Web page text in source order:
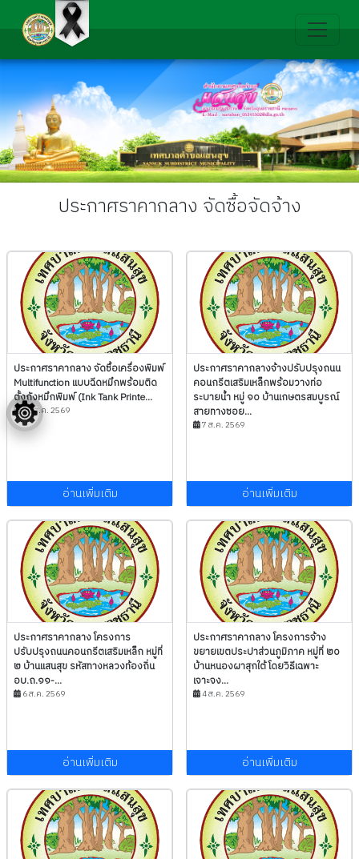
ประกาศราคากลาง จัดซื้อจัดจ้าง
ประกาศราคากลาง จัดซื้อเครื่องพิมพ์
Multifunction แบบฉีดหมึกพร้อมติด
ตั้งถังหมึกพิมพ์ (Ink Tank Printe...
31 ส.ค. 2569
อ่านเพิ่มเติม
ประกาศราคากลางจ้างปรับปรุงถนน
คอนกรีตเสริมเหล็กพร้อมวางท่อ
ระบายน้ำ หมู่ ๑๐ บ้านเกษตรสมบูรณ์
สายทางซอย...
7 ส.ค. 2569
อ่านเพิ่มเติม
ประกาศราคากลาง โครงการ
ปรับปรุงถนนคอนกรีตเสริมเหล็ก หมู่ที่
๒ บ้านแสนสุข รหัสทางหลวงท้องถิ่น
อบ.ถ.๑๑-...
6 ส.ค. 2569
อ่านเพิ่มเติม
ประกาศราคากลาง โครงการจ้าง
ขยายเขตประปาส่วนภูมิภาค หมู่ที่ ๒๐
บ้านหนองผาสุกใต้ โดยวิธีเฉพาะ
เจาะจง...
4 ส.ค. 2569
อ่านเพิ่มเติม